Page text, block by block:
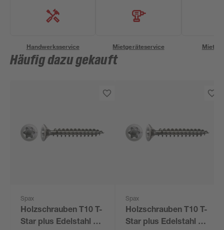
Handwerksservice Mietgeräteservice
Häufig dazu gekauft
Spax
Holzschrauben T10 T-
Star plus Edelstahl A2
Spax
Holzschrauben T10 T-
Star plus Edelstahl A2